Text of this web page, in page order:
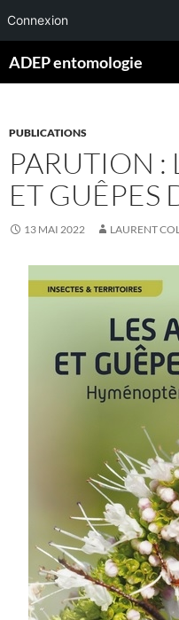
Connexion
auADEP entomologie
PUBLICATIONS
PARUTION :
ET GUÊPES
13 MAI 2022 LAURENT